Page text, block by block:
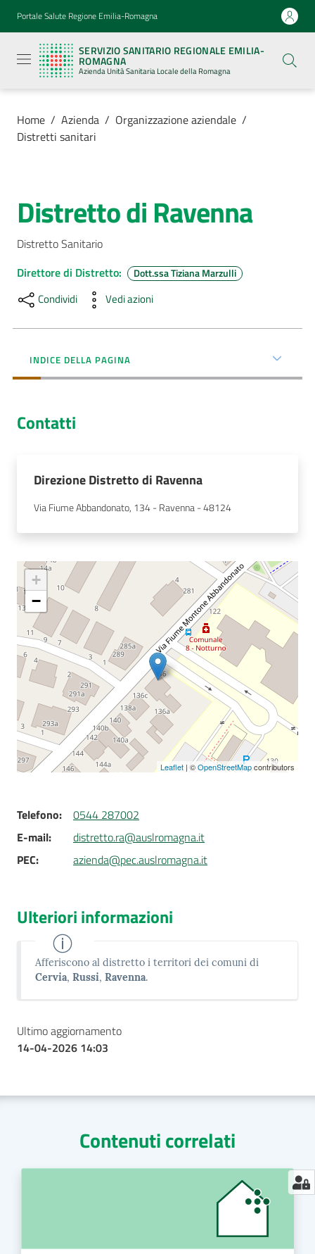
Vai al contenuto
Vai alla navigazione
Vai al footer
Portale Salute Regione Emilia-Romagna
SERVIZIO SANITARIO REGIONALE EMILIA-
ROMAGNA
Azienda Unità Sanitaria Locale della Romagna
Sanitario
Regionale
Emilia-
Romagna
Azienda
Sanitaria
Locale della
Romagna
Menu selezionato
Luoghi
cura
Comunica
Servizi
Dedicato
a...
Bandi
e
Concorsi
Seguici
su
Home / Azienda / Organizzazione aziendale /
Distretti sanitari
Salta al contenuto
Distretto di Ravenna
Distretto Sanitario
Direttore di Distretto: Dott.ssa Tiziana Marzulli
Condividi Vedi azioni
INDICE DELLA PAGINA
Contatti
Direzione Distretto di Ravenna
Via Fiume Abbandonato, 134 - Ravenna - 48124
+
−
Leaflet | ©OpenStreetMapcontributors
Telefono:
0544 287002
E-mail:
distretto.ra@auslromagna.it
PEC: azienda@pec.auslromagna.it
Ulteriori informazioni
Afferiscono al distretto i territori dei comuni di
Cervia,Russi,Ravenna.
Ultimo aggiornamento
14-04-2026 14:03
Contenuti correlati